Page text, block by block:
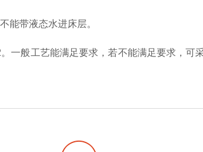
能带液态水进床层。
一般工艺能满足要求，若不能满足要求，可